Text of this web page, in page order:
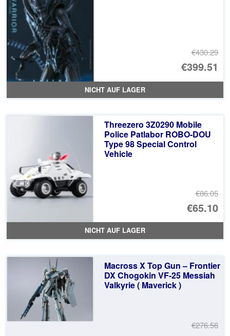
€430.29
€399.51
NICHT AUF LAGER
Threezero 3Z0290 Mobile
Police Patlabor ROBO-DOU
Type 98 Special Control
Vehicle
€86.05
€65.10
NICHT AUF LAGER
Macross X Top Gun – Frontier
DX Chogokin VF-25 Messiah
Valkyrie ( Maverick )
€276.56